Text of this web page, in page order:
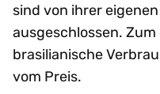
sind von ihrer
ausgeschlossen. Zum
brasilianische
vom Preis.